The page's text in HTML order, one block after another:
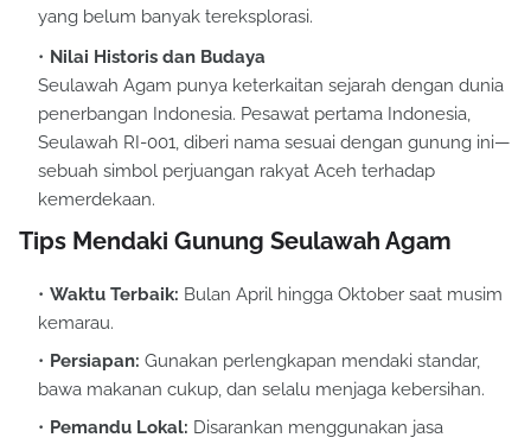
yang belum banyak tereksplorasi.
Nilai Historis dan Budaya
Seulawah Agam punya keterkaitan sejarah dengan dunia
penerbangan Indonesia. Pesawat pertama Indonesia,
Seulawah RI-001, diberi nama sesuai dengan gunung ini—
sebuah simbol perjuangan rakyat Aceh terhadap
kemerdekaan.
Tips Mendaki Gunung Seulawah Agam
Waktu Terbaik: Bulan April hingga Oktober saat musim
kemarau.
Persiapan: Gunakan perlengkapan mendaki standar,
bawa makanan cukup, dan selalu menjaga kebersihan.
Pemandu Lokal: Disarankan menggunakan jasa